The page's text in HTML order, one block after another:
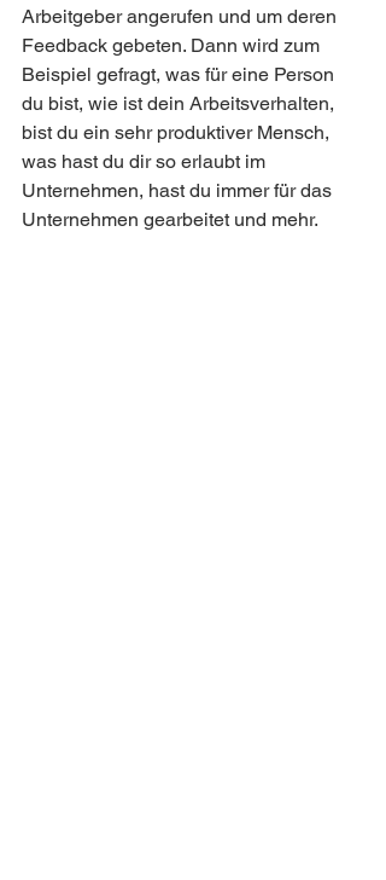
Arbeitgeber angerufen und um deren
Feedback gebeten. Dann wird zum
Beispiel gefragt, was für eine Person
du bist, wie ist dein Arbeitsverhalten,
bist du ein sehr produktiver Mensch,
was hast du dir so erlaubt im
Unternehmen, hast du immer für das
Unternehmen gearbeitet und mehr.